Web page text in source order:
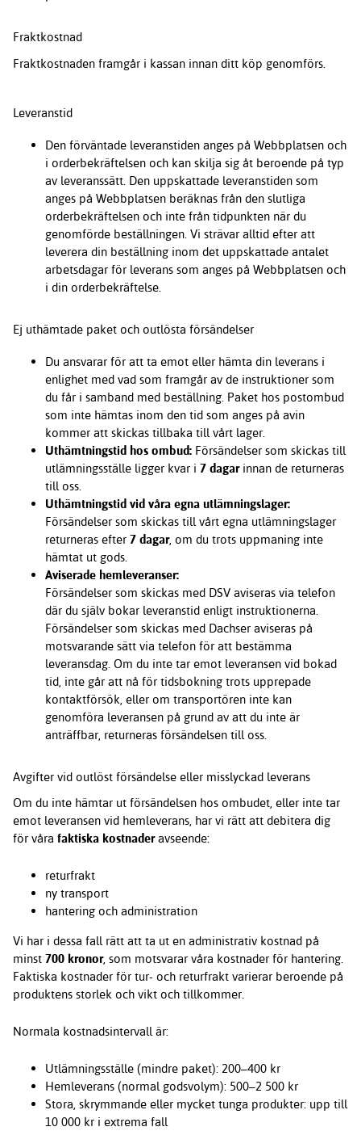
Fraktkostnad
Fraktkostnaden framgår i kassan innan ditt köp genomförs.
Leveranstid
Den förväntade leveranstiden anges på Webbplatsen och
i orderbekräftelsen och kan skilja sig åt beroende på typ
av leveranssätt. Den uppskattade leveranstiden som
anges på Webbplatsen beräknas från den slutliga
orderbekräftelsen och inte från tidpunkten när du
genomförde beställningen. Vi strävar alltid efter att
leverera din beställning inom det uppskattade antalet
arbetsdagar för leverans som anges på Webbplatsen och
i din orderbekräftelse.
Ej uthämtade paket och outlösta försändelser
Du ansvarar för att ta emot eller hämta din leverans i
enlighet med vad som framgår av de instruktioner som
du får i samband med beställning. Paket hos postombud
som inte hämtas inom den tid som anges på avin
kommer att skickas tillbaka till vårt lager.
Uthämtningstid hos ombud: Försändelser som skickas till
utlämningsställe ligger kvar i 7 dagarinnan de returneras
till oss.
Uthämtningstid vid våra egna utlämningslager:
Försändelser som skickas till vårt egna utlämningslager
returneras efter 7 dagar, om du trots uppmaning inte
hämtat ut gods.
Aviserade hemleveranser:
Försändelser som skickas med DSV aviseras via telefon
där du själv bokar leveranstid enligt instruktionerna.
Försändelser som skickas med Dachser aviseras på
motsvarande sätt via telefon för att bestämma
leveransdag. Om du inte tar emot leveransen vid bokad
tid, inte går att nå för tidsbokning trots upprepade
kontaktförsök, eller om transportören inte kan
genomföra leveransen på grund av att du inte är
anträffbar, returneras försändelsen till oss.
Avgifter vid outlöst försändelse eller misslyckad leverans
Om du inte hämtar ut försändelsen hos ombudet, eller inte tar
emot leveransen vid hemleverans, har vi rätt att debitera dig
för våra faktiska kostnaderavseende:
returfrakt
ny transport
hantering och administration
Vi har i dessa fall rätt att ta ut en administrativ kostnad på
minst 700 kronor, som motsvarar våra kostnader för hantering.
Faktiska kostnader för tur- och returfrakt varierar beroende på
produktens storlek och vikt och tillkommer.
Normala kostnadsintervall är:
Utlämningsställe (mindre paket): 200–400 kr
Hemleverans (normal godsvolym): 500–2 500 kr
Stora, skrymmande eller mycket tunga produkter: upp till
10 000 kr i extrema fall